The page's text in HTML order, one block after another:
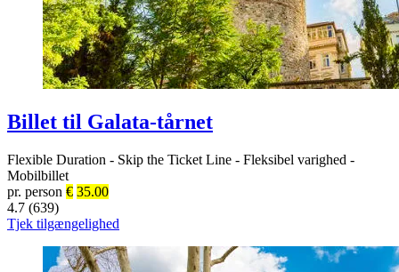
Billet til Galata-tårnet
Flexible Duration - Skip the Ticket Line - Fleksibel varighed -
Mobilbillet
pr. person € 35.00
4.7 (639)
Tjek tilgængelighed